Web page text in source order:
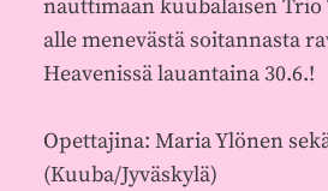
nauttimaan kuubalaisen
alle menevästä soitannasta
Heavenissä lauantaina 30.6.!
Opettajina: Maria Ylönen
(Kuuba/Jyväskylä)